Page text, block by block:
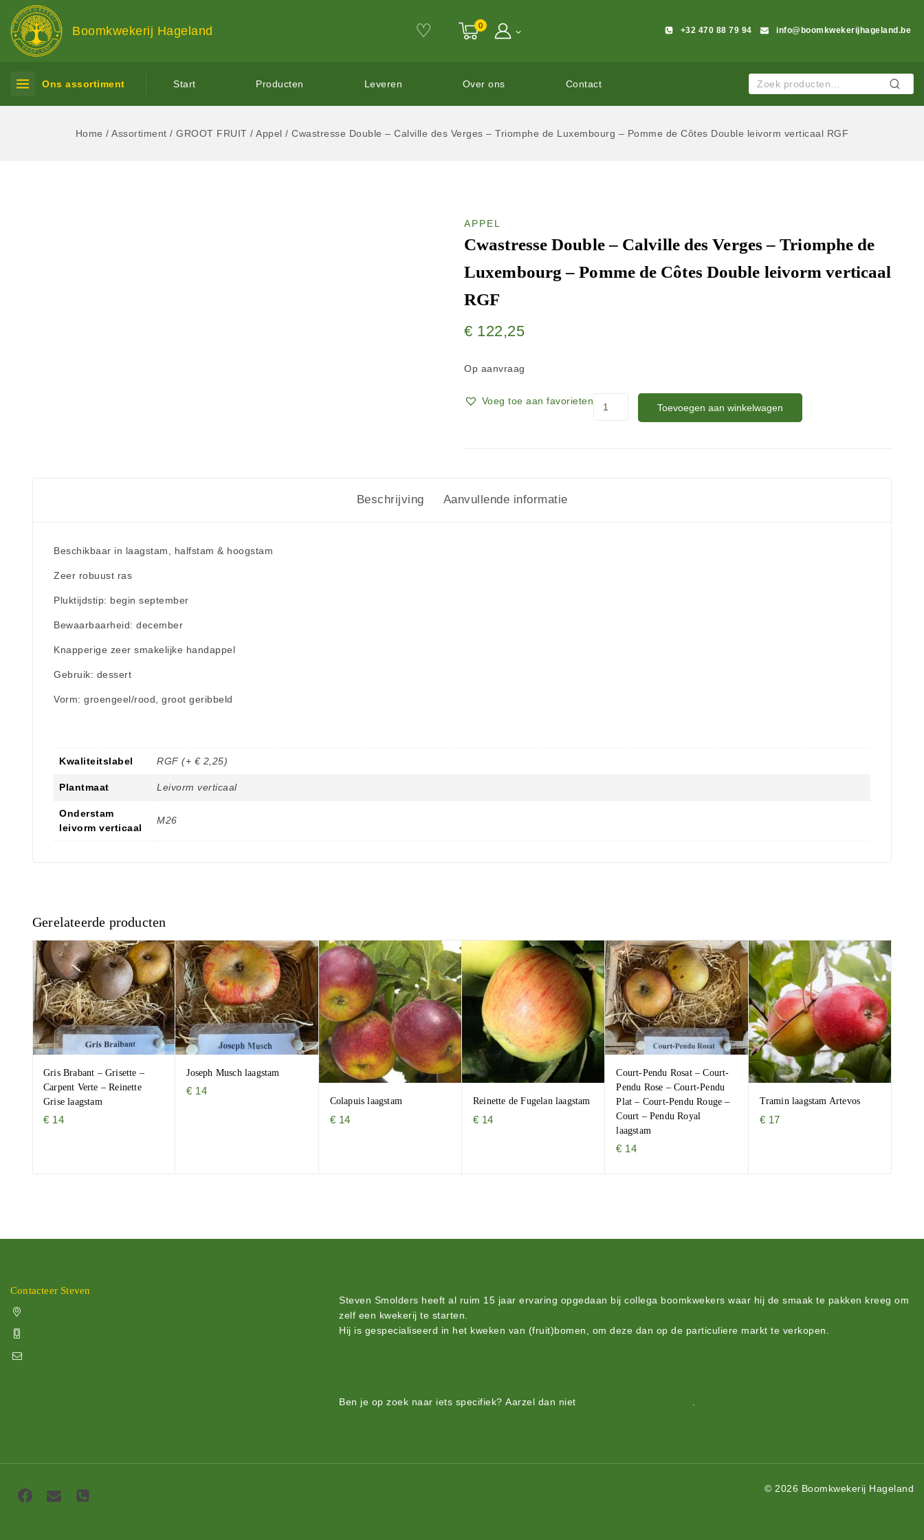
Boomkwekerij Hageland ♡ 0 +32 470 88 79 94 info@boomkwekerijhageland.be
Ons assortiment Start Producten Leveren Over ons Contact Zoeken
Home / Assortiment / GROOT FRUIT / Appel / Cwastresse Double – Calville des Verges – Triomphe de Luxembourg – Pomme de Côtes Double leivorm verticaal RGF
APPEL
Cwastresse Double – Calville des Verges – Triomphe de
Luxembourg – Pomme de Côtes Double leivorm verticaal
RGF
€ 122,25
Op aanvraag
Voeg toe aan favorieten
Toevoegen aan winkelwagen
Beschrijving Aanvullende informatie
Beschikbaar in laagstam, halfstam & hoogstam
Zeer robuust ras
Pluktijdstip: begin september
Bewaarbaarheid: december
Knapperige zeer smakelijke handappel
Gebruik: dessert
Vorm: groengeel/rood, groot geribbeld
Kwaliteitslabel RGF (+ € 2,25)
Plantmaat Leivorm verticaal
Onderstam
leivorm verticaal
M26
Gerelateerde producten
Gris Brabant – Grisette –
Carpent Verte – Reinette
Grise laagstam
€ 14
Joseph Musch laagstam
€ 14
Colapuis laagstam
€ 14
Reinette de Fugelan laagstam
€ 14
Court-Pendu Rosat – Court-
Pendu Rose – Court-Pendu
Plat – Court-Pendu Rouge –
Court – Pendu Royal
laagstam
€ 14
Tramin laagstam Artevos
€ 17
Contacteer Steven
Steven Smolders heeft al ruim 15 jaar ervaring opgedaan bij collega boomkwekers waar hij de smaak te pakken kreeg om
zelf een kwekerij te starten.
Hij is gespecialiseerd in het kweken van (fruit)bomen, om deze dan op de particuliere markt te verkopen.
Ben je op zoek naar iets specifiek? Aarzel dan niet .
© 2026 Boomkwekerij Hageland